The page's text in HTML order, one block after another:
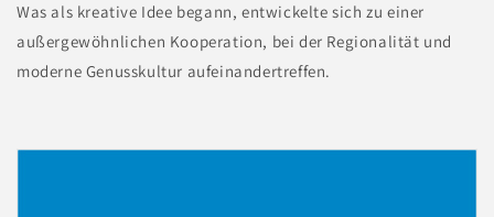
Was als kreative Idee begann, entwickelte sich zu einer
außergewöhnlichen Kooperation, bei der Regionalität und
moderne Genusskultur aufeinandertreffen.